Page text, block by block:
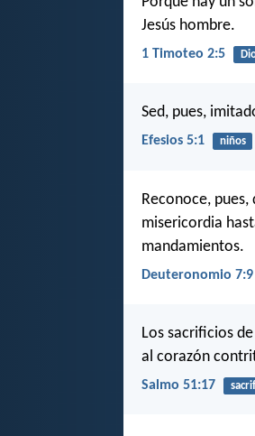
Jesús hombre.
1 Timoteo 2:5
Sed, pues,
Efesios 5:1 niños
Reconoce,
misericordia
mandamientos.
Deuteronomio 7:9
Los sacrificios
al corazón
Salmo 51:17